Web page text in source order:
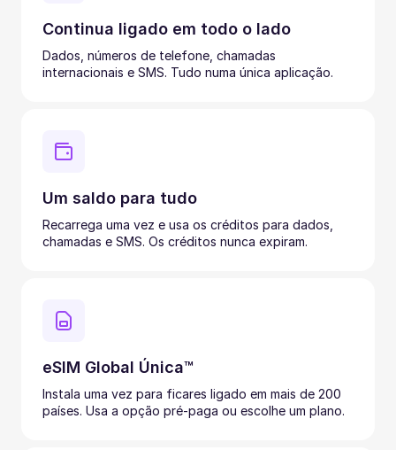
Continua ligado em todo o lado
Dados, números de telefone, chamadas
internacionais e SMS. Tudo numa única aplicação.
Um saldo para tudo
Recarrega uma vez e usa os créditos para dados,
chamadas e SMS. Os créditos nunca expiram.
eSIM Global Única™
Instala uma vez para ficares ligado em mais de 200
países. Usa a opção pré-paga ou escolhe um plano.